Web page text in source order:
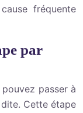
fréquente
par
passer à
Cette étape